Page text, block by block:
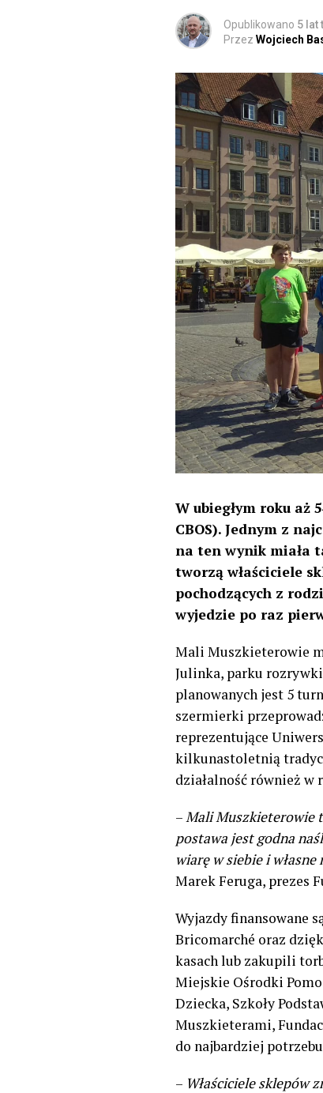
Opublikowano 5 lat
Przez Wojciech
W ubiegłym roku aż
CBOS). Jednym z
na ten wynik miała
tworzą właściciele
pochodzących z
wyjedzie po raz
Mali Muszkieterowie
Julinka, parku rozrywki
planowanych jest 5
szermierki
reprezentujące
kilkunastoletnią
działalność również w
–Mali Muszkieterowie
postawa jest godna
wiarę w siebie i
Marek Feruga, prezes
Wyjazdy finansowane
Bricomarché oraz
kasach lub zakupili
Miejskie Ośrodki
Dziecka, Szkoły
Muszkieterami,
do najbardziej
– Właściciele sklepów